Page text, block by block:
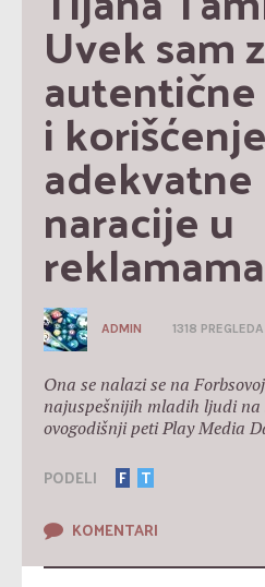
Uvek sam
i korišćenje
adekvatne
naracije u
reklamama
ADMIN 1318 PREGLEDA
Ona se nalazi se na
najuspešnijih mladih ljudi na
ovogodišnji peti Play Media
PODELI F T
KOMENTARI